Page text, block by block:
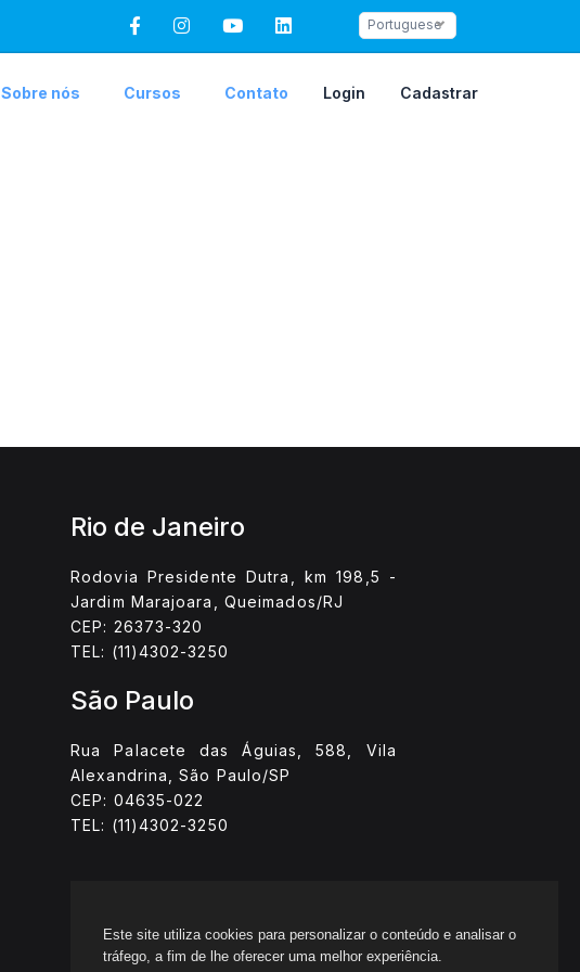
Portuguese
Sobre nós Cursos Contato Login Cadastrar
Este site utiliza cookies para personalizar o conteúdo e analisar o
tráfego, a fim de lhe oferecer uma melhor experiência.
Rio de Janeiro
Rodovia Presidente Dutra, km 198,5 -
Jardim Marajoara, Queimados/RJ
CEP: 26373-320
TEL: (11)4302-3250
São Paulo
Rua Palacete das Águias, 588, Vila
Alexandrina, São Paulo/SP
CEP: 04635-022
TEL: (11)4302-3250